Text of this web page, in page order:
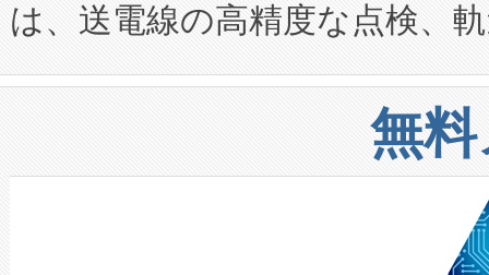
に関する技術移転および知的
構造化トレーニングカリキュ
上げおよび商用化段階におけ
設備整備および立ち上げ調整
加組織は、Enzeneのバイオ
選定された製品について、自
定、統合、導入、運用に至る
安全性を追跡し、確保する事
増加しているデータセンター
る電力網に大きな負担をかけ
事業者の負担軽減という課題
系統連系を迅速にし、ピーク
は、送電線の高精度な点検、
や穀物倉庫におけるバルク材
リューション「Avia 2」を発
したAvia 2は、1,000メート
狭視野のFOVを切り替えるこ
ケーブル、枝などの細かな対
無